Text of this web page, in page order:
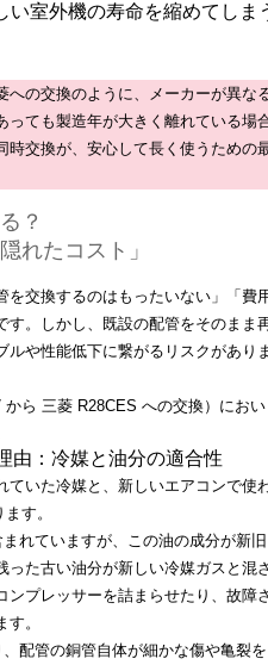
い室外機の寿命を縮めてしま
への交換のように、メーカーが異な
っても製造年が大きく離れている場
時交換が、安心して長く使うための
？
れたコスト」
を交換するのはもったいない」「費
す。しかし、既設の配管をそのまま
ルや性能低下に繋がるリスクがあり
ら 三菱 R28CES への交換）におい
由：冷媒と油分の適合性
ていた冷媒と、新しいエアコンで使
す。
れていますが、この油の成分が新旧
った古い油分が新しい冷媒ガスと混
ンプレッサーを詰まらせたり、故障
。
配管の銅管自体が細かな傷や亀裂を